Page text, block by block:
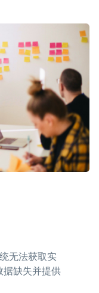
无法获取实
据缺失并提供